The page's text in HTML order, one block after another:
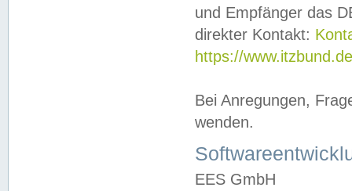
und Empfänger das
direkter Kontakt:
https://
Bei Anregungen,
wenden.
EES GmbH